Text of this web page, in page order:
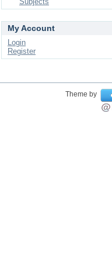
My Account
Login
Register
Theme by